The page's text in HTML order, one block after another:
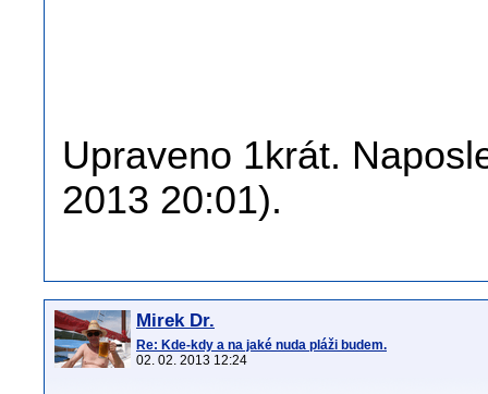
Upraveno 1krát.
2013 20:01).
Mirek Dr.
Re: Kde-kdy a na jaké nuda pláži budem.
02. 02. 2013 12:24